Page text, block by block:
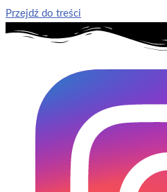
Przejdź do treści